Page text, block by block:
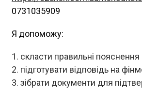
0731035909
Я допоможу:
скласти правильні пояснення
підготувати відповідь на
зібрати документи для